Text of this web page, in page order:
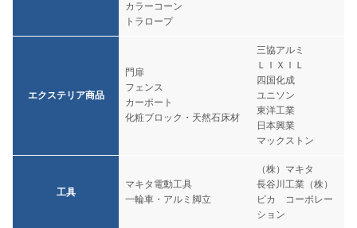
カラーコーン
トラロープ
エクステリア商品
門扉
フェンス
カーポート
化粧ブロック・天然石床材
三協アルミ
ＬＩＸＩＬ
四国化成
ユニソン
東洋工業
日本興業
マックストン
工具
マキタ電動工具
一輪車・アルミ脚立
（株）マキタ
長谷川工業（株）
ピカ コーポレー
ション